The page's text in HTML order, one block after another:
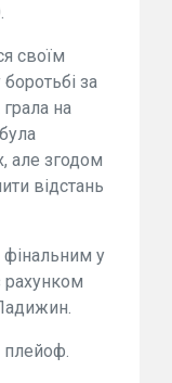
своїм
за
на
але згодом
відстань
фінальним у
рахунком
плейоф.